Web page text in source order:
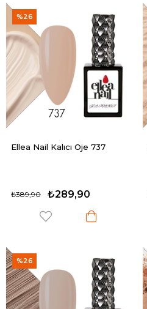
Ellea Nail Kalıcı Oje 737
₺289,90
₺389,90
%26
%26